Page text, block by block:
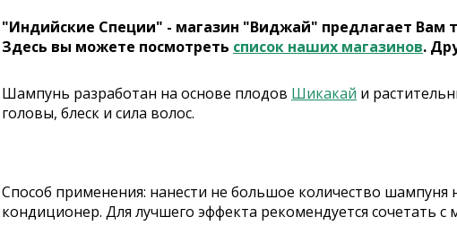
"Индийские Специи" - магазин "Виджай" предлагает Вам
Здесь вы можете посмотреть список наших магазинов.
Шампунь разработан на основе плодов Шикакай и
головы, блеск и сила волос.
Способ применения: нанести не большое количество
кондиционер. Для лучшего эффекта рекомендуется сочетать